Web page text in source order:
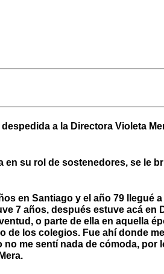
a la Directora Violeta
en su rol de sostenedores, se le
en Santiago y el año 79 llegué
7 años, después estuve acá en
o parte de ella en aquella
de los colegios. Fue ahí donde
me sentí nada de cómoda, por